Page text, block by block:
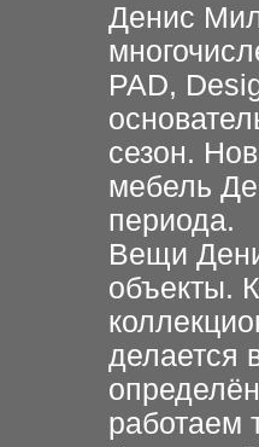
Денис
PAD,
сезон.
мебель
периода.
Вещи
объекты.
делается
работаем